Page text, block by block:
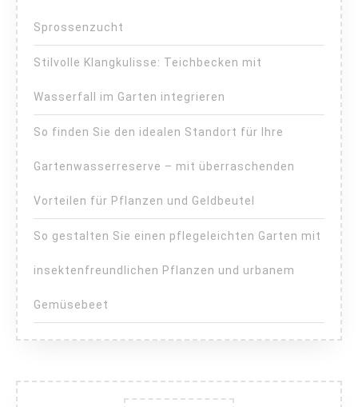
Sprossenzucht
Stilvolle Klangkulisse: Teichbecken mit
Wasserfall im Garten integrieren
So finden Sie den idealen Standort für Ihre
Gartenwasserreserve – mit überraschenden
Vorteilen für Pflanzen und Geldbeutel
So gestalten Sie einen pflegeleichten Garten mit
insektenfreundlichen Pflanzen und urbanem
Gemüsebeet